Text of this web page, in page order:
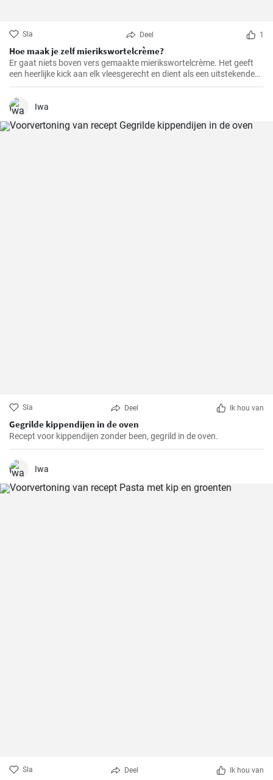
Sla Deel 1
Hoe maak je zelf mierikswortelcrème?
Er gaat niets boven vers gemaakte mierikswortelcrème. Het geeft
een heerlijke kick aan elk vleesgerecht en dient als een uitstekende
smaakmaker voor sandwiches.
Iwa
Sla Deel Ik hou van
Gegrilde kippendijen in de oven
Recept voor kippendijen zonder been, gegrild in de oven.
Iwa
Sla Deel Ik hou van